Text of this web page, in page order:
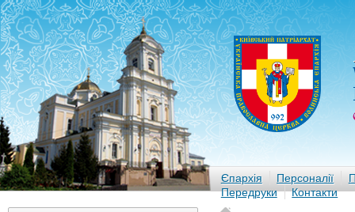
Єпархія Персоналії
Передруки
Контакти